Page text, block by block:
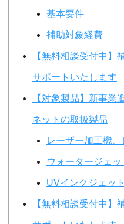
基本要件
補助対象経費
【無料相談受付中】
サポートいたします
【対象製品】新事業
ネットの取扱製品
レーザー加工機
ウォータージェ
UVインクジェッ
【無料相談受付中】